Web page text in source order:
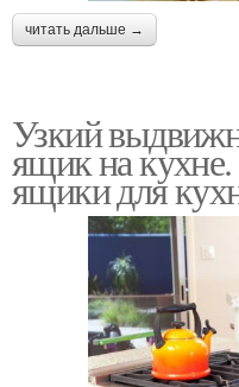
читать дальше →
Узкий
ящик на
ящики для